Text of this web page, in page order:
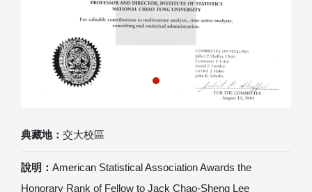
典藏地： 交大校區
說明： American Statistical Association Awards the
Honorary Rank of Fellow to Jack Chao-Sheng Lee
Previous